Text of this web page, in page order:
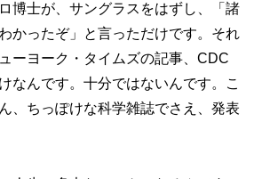
博士が、サングラスをはずし、「諸
かったぞ」と言っただけです。それ
ーヨーク・タイムズの記事、CDC
なんです。十分ではないんです。こ
、ちっぽけな科学雑誌でさえ、発表